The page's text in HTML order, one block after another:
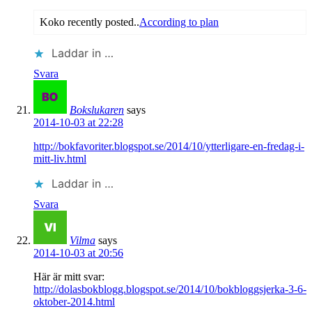
Koko recently posted..According to plan
Laddar in …
Svara
Bokslukaren says
2014-10-03 at 22:28
http://bokfavoriter.blogspot.se/2014/10/ytterligare-en-fredag-i-
mitt-liv.html
Laddar in …
Svara
Vilma says
2014-10-03 at 20:56
Här är mitt svar:
http://dolasbokblogg.blogspot.se/2014/10/bokbloggsjerka-3-6-
oktober-2014.html